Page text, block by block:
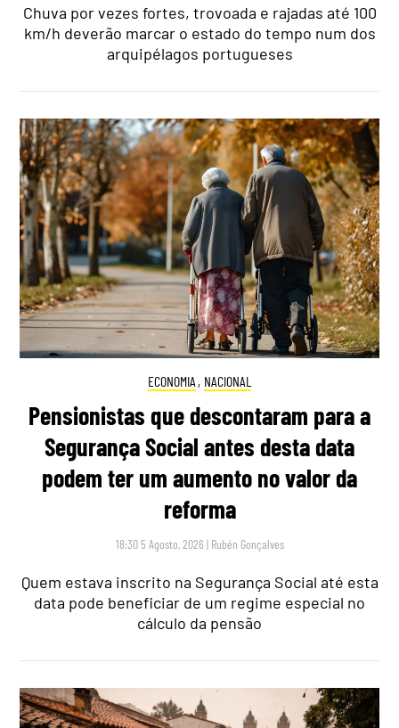
Chuva por vezes fortes, trovoada e rajadas até 100
km/h deverão marcar o estado do tempo num dos
arquipélagos portugueses
ECONOMIA , NACIONAL
Pensionistas que descontaram para a
Segurança Social antes desta data
podem ter um aumento no valor da
reforma
18:30 5 Agosto, 2026 | Rubén Gonçalves
Quem estava inscrito na Segurança Social até esta
data pode beneficiar de um regime especial no
cálculo da pensão